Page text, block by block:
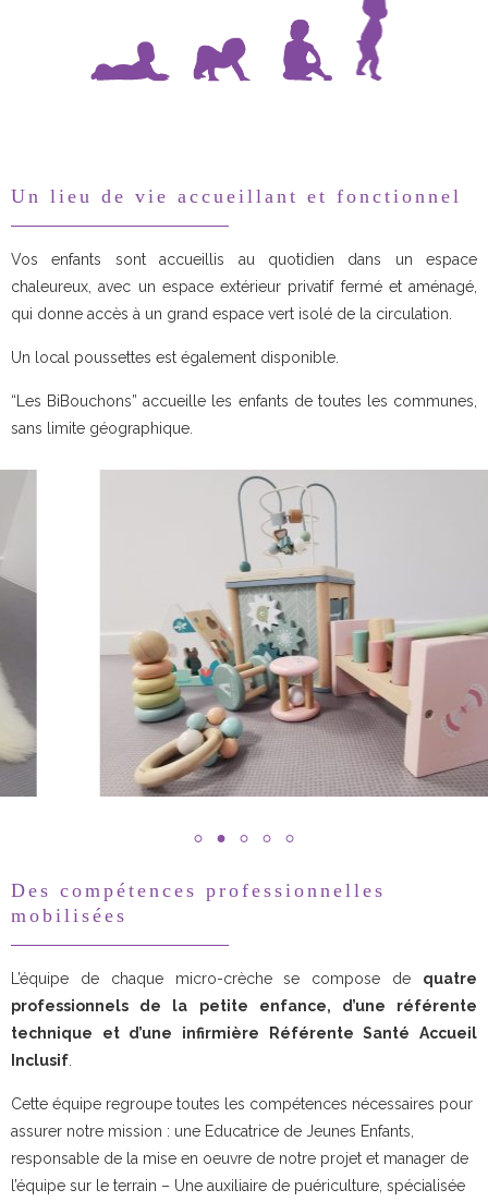
Un lieu de vie accueillant et fonctionnel
Vos enfants sont accueillis au quotidien dans un espace
chaleureux, avec un espace extérieur privatif fermé et aménagé,
qui donne accès à un grand espace vert isolé de la circulation.
Un local poussettes est également disponible.
“Les BiBouchons” accueille les enfants de toutes les communes,
sans limite géographique.
Des compétences professionnelles
mobilisées
L’équipe de chaque micro-crèche se compose de quatre
professionnels de la petite enfance, d’une référente
technique et d’une infirmière Référente Santé Accueil
Inclusif
Cette équipe regroupe toutes les compétences nécessaires pour
assurer notre mission : une Educatrice de Jeunes Enfants,
responsable de la mise en oeuvre de notre projet et manager de
l’équipe sur le terrain – Une auxiliaire de puériculture, spécialisée